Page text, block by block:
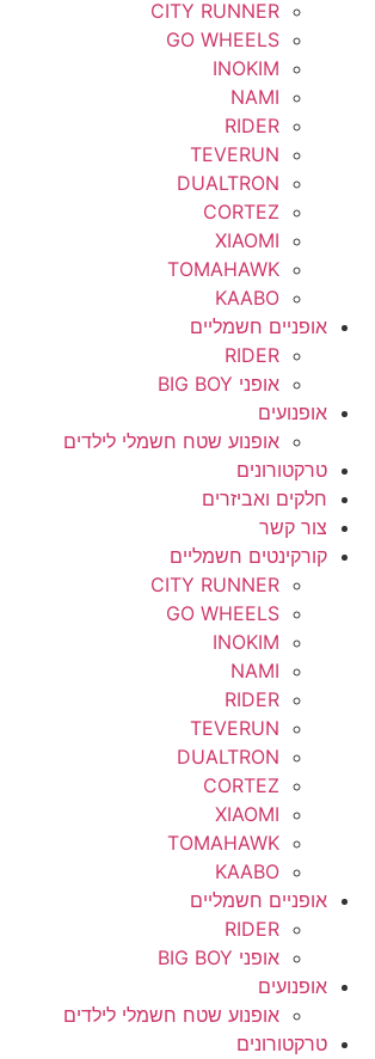
CITY RUNNER
GO WHEELS
INOKIM
NAMI
RIDER
TEVERUN
DUALTRON
CORTEZ
XIAOMI
TOMAHAWK
KAABO
אופניים חשמליים
RIDER
אופני BIG BOY
אופנועים
אופנוע שטח חשמלי לילדים
טרקטורונים
חלקים ואביזרים
צור קשר
קורקינטים חשמליים
CITY RUNNER
GO WHEELS
INOKIM
NAMI
RIDER
TEVERUN
DUALTRON
CORTEZ
XIAOMI
TOMAHAWK
KAABO
אופניים חשמליים
RIDER
אופני BIG BOY
אופנועים
אופנוע שטח חשמלי לילדים
טרקטורונים